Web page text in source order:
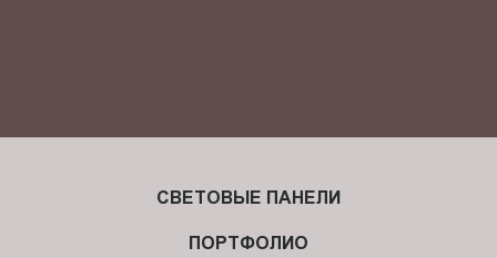
СВЕТОВЫЕ ПАНЕЛИ
ПОРТФОЛИО